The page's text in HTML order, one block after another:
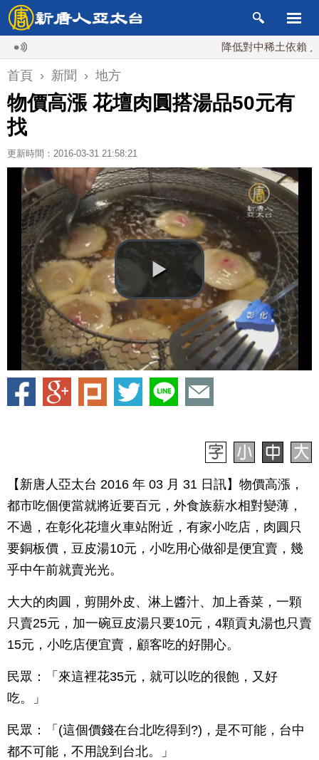
降低對中稀土依賴 川普宣
首頁 › 新聞 › 地方
物價高漲 花壇肉圓搭湯品50元有
找
更新時間：2016-03-31 21:58:21
【新唐人亞太台 2016 年 03 月 31 日訊】物價高漲，
都市吃個便當就將近要百元，外食族薪水相對變薄，
不過，在彰化花壇火車站附近，有家小吃店，肉圓只
要銅板價，豆皮湯10元，小吃用心做卻是便宜賣，幾
乎中午前就賣光光。
大大的肉圓，剪開外皮、淋上醬汁、加上香菜，一顆
只賣25元，加一碗豆皮湯只要10元，4顆貢丸湯也只賣
15元，小吃店便宜賣，顧客吃的好開心。
民眾：「來這裡花35元，就可以吃的很飽，又好
吃。」
民眾：「(這個價錢在台北吃得到?)，是不可能，台中
都不可能，不用說到台北。」